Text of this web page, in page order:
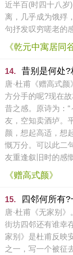
近半百(时四十八岁
离，几乎成为饿殍
句抒发叹穷嗟老的
《乾元中寓居同
14. 昔别是何处?
唐·杜甫《赠高式
方分手的呢?现在
昔之感。原诗为：
友，空知卖酒垆。
颜，想起高适，想
慨万分。可以此二
友重逢叙旧时的感
《赠高式颜》
15. 四邻何所有?
唐·杜甫《无家别
街坊四邻还有谁幸
家别》是杜甫反映
之一，写一个被征